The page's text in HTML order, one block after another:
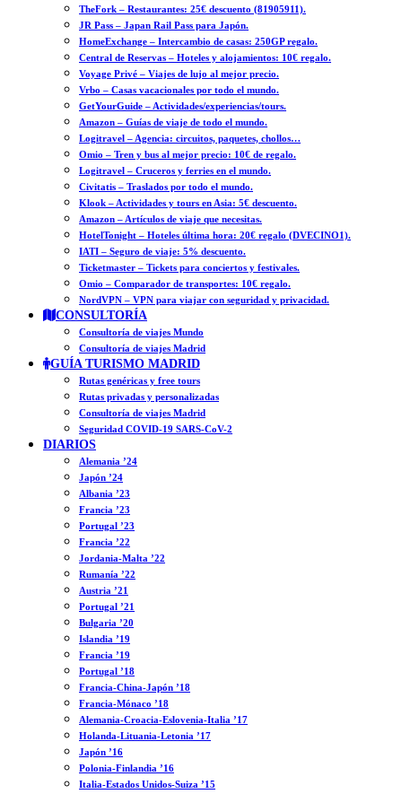
TheFork – Restaurantes: 25€ descuento (81905911).
JR Pass – Japan Rail Pass para Japón.
HomeExchange – Intercambio de casas: 250GP regalo.
Central de Reservas – Hoteles y alojamientos: 10€ regalo.
Voyage Privé – Viajes de lujo al mejor precio.
Vrbo – Casas vacacionales por todo el mundo.
GetYourGuide – Actividades/experiencias/tours.
Amazon – Guías de viaje de todo el mundo.
Logitravel – Agencia: circuitos, paquetes, chollos…
Omio – Tren y bus al mejor precio: 10€ de regalo.
Logitravel – Cruceros y ferries en el mundo.
Civitatis – Traslados por todo el mundo.
Klook – Actividades y tours en Asia: 5€ descuento.
Amazon – Artículos de viaje que necesitas.
HotelTonight – Hoteles última hora: 20€ regalo (DVECINO1).
IATI – Seguro de viaje: 5% descuento.
Ticketmaster – Tickets para conciertos y festivales.
Omio – Comparador de transportes: 10€ regalo.
NordVPN – VPN para viajar con seguridad y privacidad.
CONSULTORÍA
Consultoría de viajes Mundo
Consultoría de viajes Madrid
GUÍA TURISMO MADRID
Rutas genéricas y free tours
Rutas privadas y personalizadas
Consultoría de viajes Madrid
Seguridad COVID-19 SARS-CoV-2
DIARIOS
Alemania ’24
Japón ’24
Albania ’23
Francia ’23
Portugal ’23
Francia ’22
Jordania-Malta ’22
Rumanía ’22
Austria ’21
Portugal ’21
Bulgaria ’20
Islandia ’19
Francia ’19
Portugal ’18
Francia-China-Japón ’18
Francia-Mónaco ’18
Alemania-Croacia-Eslovenia-Italia ’17
Holanda-Lituania-Letonia ’17
Japón ’16
Polonia-Finlandia ’16
Italia-Estados Unidos-Suiza ’15